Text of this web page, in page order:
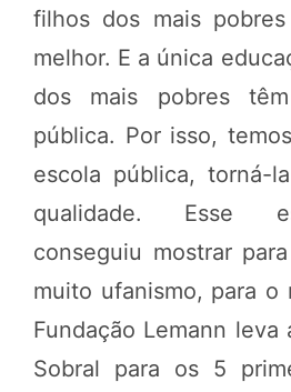
filhos dos mais
melhor. E a única
dos mais pobres
pública. Por isso,
escola pública, torná-
qualidade. Esse
conseguiu mostrar
muito ufanismo, para o
Fundação Lemann
Sobral para os 5